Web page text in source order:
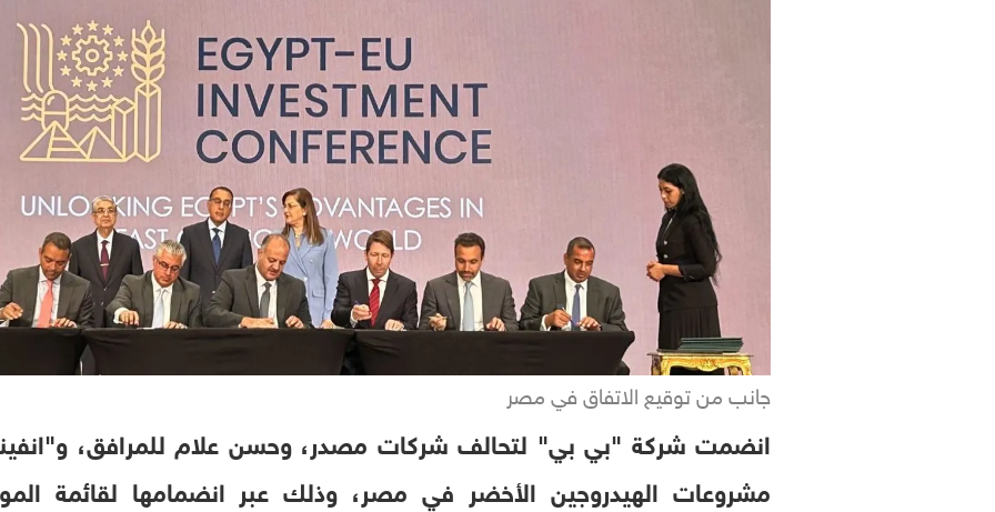
جانب من توقيع الاتفاق في مصر
انضمت شركة "بي بي" لتحالف شركات مصدر، وحسن علام للمرافق،
مشروعات الهيدروجين الأخضر في مصر، وذلك عبر انضمامها لقائمة